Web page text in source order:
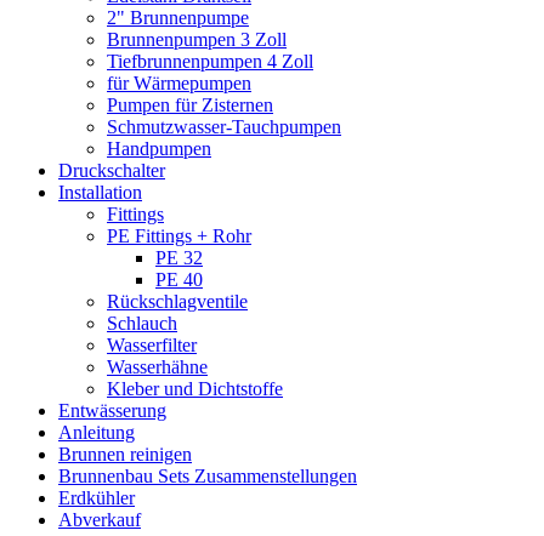
2" Brunnenpumpe
Brunnenpumpen 3 Zoll
Tiefbrunnenpumpen 4 Zoll
für Wärmepumpen
Pumpen für Zisternen
Schmutzwasser-Tauchpumpen
Handpumpen
Druckschalter
Installation
Fittings
PE Fittings + Rohr
PE 32
PE 40
Rückschlagventile
Schlauch
Wasserfilter
Wasserhähne
Kleber und Dichtstoffe
Entwässerung
Anleitung
Brunnen reinigen
Brunnenbau Sets Zusammenstellungen
Erdkühler
Abverkauf